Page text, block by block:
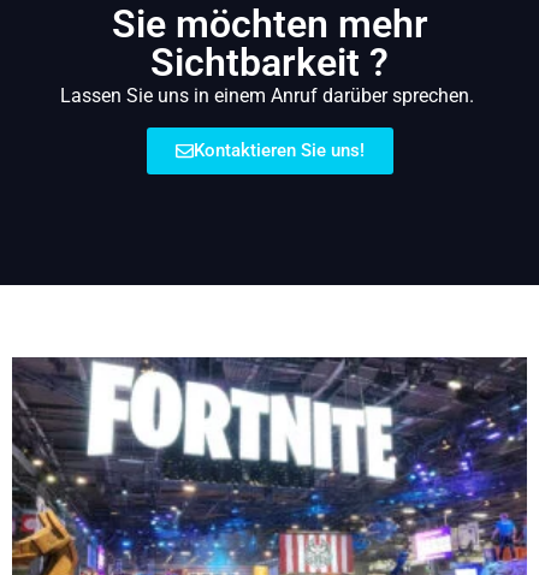
Sie möchten mehr
Sichtbarkeit ?
Lassen Sie uns in einem Anruf darüber sprechen.
Kontaktieren Sie uns!